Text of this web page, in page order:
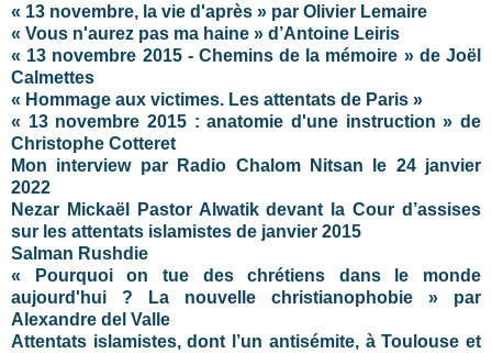
« 13 novembre, la vie d'après » par Olivier Lemaire
« Vous n'aurez pas ma haine » d’Antoine Leiris
« 13 novembre 2015 - Chemins de la mémoire » de Joël
Calmettes
« Hommage aux victimes. Les attentats de Paris »
« 13 novembre 2015 : anatomie d'une instruction » de
Christophe Cotteret
Mon interview par Radio Chalom Nitsan le 24 janvier
2022
Nezar Mickaël Pastor Alwatik devant la Cour d’assises
sur les attentats islamistes de janvier 2015
Salman Rushdie
« Pourquoi on tue des chrétiens dans le monde
aujourd'hui ? La nouvelle christianophobie » par
Alexandre del Valle
Attentats islamistes, dont l’un antisémite, à Toulouse et